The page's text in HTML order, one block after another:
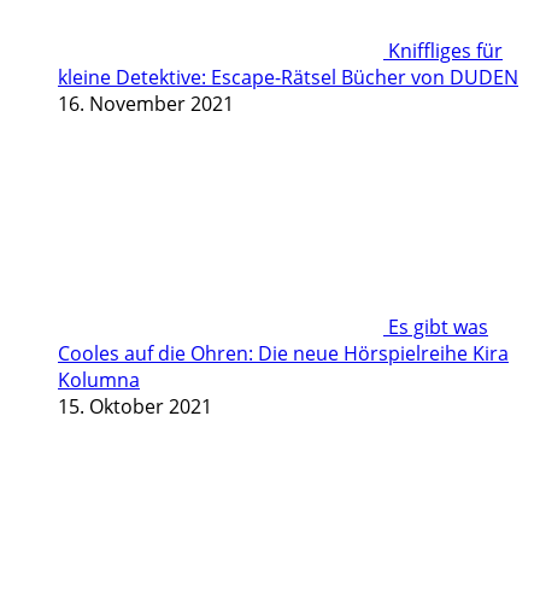
Kniffliges für
kleine Detektive: Escape-Rätsel Bücher von DUDEN
16. November 2021
Es gibt was
Cooles auf die Ohren: Die neue Hörspielreihe Kira
Kolumna
15. Oktober 2021